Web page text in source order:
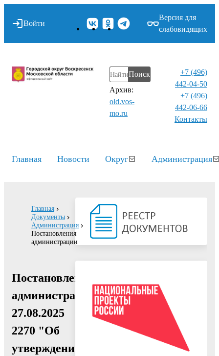
Войти
Версия для
слабовидящих
Поиск
Архив:
old.vos-
mo.ru
+7 (496)
442-04-50
+7 (496)
442-06-66
Контакты⁠
Главная Новости Округ Администрация
Главная
Документы
Администрация
Постановления
администрации
Постановление
администрации
27.08.2025
2270 "Об
утверждении